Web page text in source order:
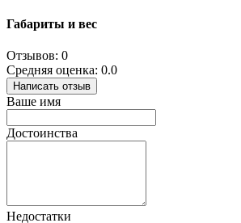
Габариты и вес
Отзывов: 0
Средняя оценка: 0.0
Написать отзыв
Ваше имя
Достоинства
Недостатки